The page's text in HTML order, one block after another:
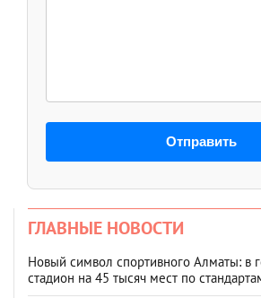
Отправить
ГЛАВНЫЕ НОВОСТИ
Новый символ спортивного Алматы: в
стадион на 45 тысяч мест по